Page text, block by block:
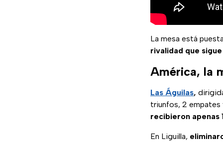
La mesa está
rivalidad que
América, la
Las Águilas,
triunfos, 2 empates
recibieron apenas
En Liguilla,